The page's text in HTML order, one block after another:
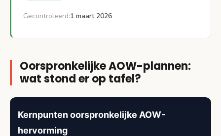
Gecontroleerd:1 maart 2026
Oorspronkelijke AOW-plannen:
wat stond er op tafel?
Kernpunten oorspronkelijke AOW-
hervorming